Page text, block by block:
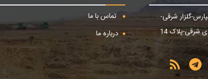
گلزار شرقی-
کوی فردوس-کوچه سعدی شرقی-پلاک 14
تماس با ما
درباره ما